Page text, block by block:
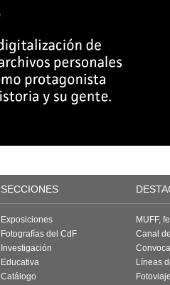
SECCIONES
Exposiciones
Fotografías del CdF
Investigación
Educativa
Catálogo
MUFF,
Canal
Líneas